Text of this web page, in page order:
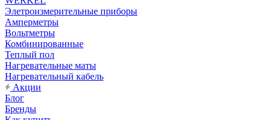
Элетроизмерительные приборы
Амперметры
Вольтметры
Комбинированные
Теплый пол
Нагревательные маты
Нагревательный кабель
Акции
Блог
Бренды